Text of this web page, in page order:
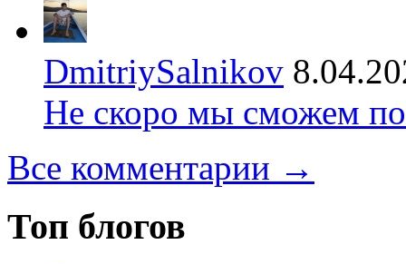
DmitriySalnikov
Не скоро мы сможем
Все комментарии →
Топ блогов